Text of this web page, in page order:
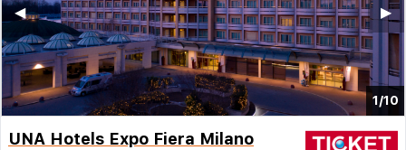
1/10
▶︎
◀︎
UNA Hotels Expo Fiera Milano